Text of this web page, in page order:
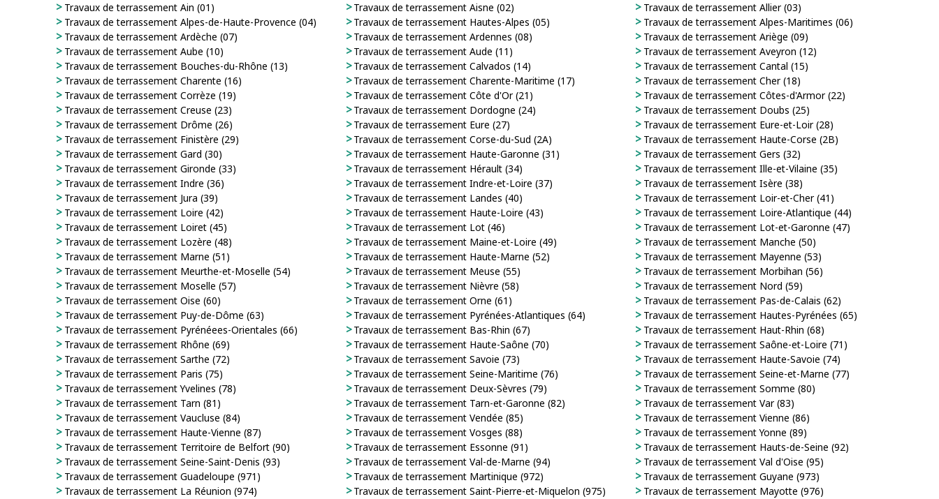
Travaux de terrassement Ain (01) Travaux de terrassement Aisne (02)
Travaux de terrassement Allier (03)
Travaux de terrassement Alpes-de-Haute-Provence (04)
Travaux de terrassement Hautes-Alpes (05)
Travaux de terrassement Alpes-Maritimes (06)
Travaux de terrassement Ardèche (07)
Travaux de terrassement Ardennes (08)
Travaux de terrassement Ariège (09)
Travaux de terrassement Aube (10)
Travaux de terrassement Aude (11)
Travaux de terrassement Aveyron (12)
Travaux de terrassement Bouches-du-Rhône (13)
Travaux de terrassement Calvados (14)
Travaux de terrassement Cantal (15)
Travaux de terrassement Charente (16)
Travaux de terrassement Charente-Maritime (17)
Travaux de terrassement Cher (18)
Travaux de terrassement Corrèze (19)
Travaux de terrassement Côte d'Or (21)
Travaux de terrassement Côtes-d'Armor (22)
Travaux de terrassement Creuse (23)
Travaux de terrassement Dordogne (24)
Travaux de terrassement Doubs (25)
Travaux de terrassement Drôme (26)
Travaux de terrassement Eure (27)
Travaux de terrassement Eure-et-Loir (28)
Travaux de terrassement Finistère (29)
Travaux de terrassement Corse-du-Sud (2A)
Travaux de terrassement Haute-Corse (2B)
Travaux de terrassement Gard (30)
Travaux de terrassement Haute-Garonne (31)
Travaux de terrassement Gers (32)
Travaux de terrassement Gironde (33)
Travaux de terrassement Hérault (34)
Travaux de terrassement Ille-et-Vilaine (35)
Travaux de terrassement Indre (36)
Travaux de terrassement Indre-et-Loire (37)
Travaux de terrassement Isère (38)
Travaux de terrassement Jura (39)
Travaux de terrassement Landes (40)
Travaux de terrassement Loir-et-Cher (41)
Travaux de terrassement Loire (42)
Travaux de terrassement Haute-Loire (43)
Travaux de terrassement Loire-Atlantique (44)
Travaux de terrassement Loiret (45)
Travaux de terrassement Lot (46)
Travaux de terrassement Lot-et-Garonne (47)
Travaux de terrassement Lozère (48)
Travaux de terrassement Maine-et-Loire (49)
Travaux de terrassement Manche (50)
Travaux de terrassement Marne (51)
Travaux de terrassement Haute-Marne (52)
Travaux de terrassement Mayenne (53)
Travaux de terrassement Meurthe-et-Moselle (54)
Travaux de terrassement Meuse (55)
Travaux de terrassement Morbihan (56)
Travaux de terrassement Moselle (57)
Travaux de terrassement Nièvre (58)
Travaux de terrassement Nord (59)
Travaux de terrassement Oise (60)
Travaux de terrassement Orne (61)
Travaux de terrassement Pas-de-Calais (62)
Travaux de terrassement Puy-de-Dôme (63)
Travaux de terrassement Pyrénées-Atlantiques (64)
Travaux de terrassement Hautes-Pyrénées (65)
Travaux de terrassement Pyrénéees-Orientales (66)
Travaux de terrassement Bas-Rhin (67)
Travaux de terrassement Haut-Rhin (68)
Travaux de terrassement Rhône (69)
Travaux de terrassement Haute-Saône (70)
Travaux de terrassement Saône-et-Loire (71)
Travaux de terrassement Sarthe (72)
Travaux de terrassement Savoie (73)
Travaux de terrassement Haute-Savoie (74)
Travaux de terrassement Paris (75)
Travaux de terrassement Seine-Maritime (76)
Travaux de terrassement Seine-et-Marne (77)
Travaux de terrassement Yvelines (78)
Travaux de terrassement Deux-Sèvres (79)
Travaux de terrassement Somme (80)
Travaux de terrassement Tarn (81)
Travaux de terrassement Tarn-et-Garonne (82)
Travaux de terrassement Var (83)
Travaux de terrassement Vaucluse (84)
Travaux de terrassement Vendée (85)
Travaux de terrassement Vienne (86)
Travaux de terrassement Haute-Vienne (87)
Travaux de terrassement Vosges (88)
Travaux de terrassement Yonne (89)
Travaux de terrassement Territoire de Belfort (90)
Travaux de terrassement Essonne (91)
Travaux de terrassement Hauts-de-Seine (92)
Travaux de terrassement Seine-Saint-Denis (93)
Travaux de terrassement Val-de-Marne (94)
Travaux de terrassement Val d'Oise (95)
Travaux de terrassement Guadeloupe (971)
Travaux de terrassement Martinique (972)
Travaux de terrassement Guyane (973)
Travaux de terrassement La Réunion (974)
Travaux de terrassement Saint-Pierre-et-Miquelon (975) Travaux de terrassement Mayotte (976)